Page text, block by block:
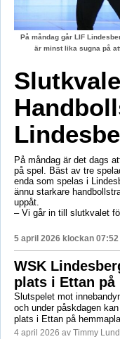
På måndag går LIF
är minst lika sugna på
På måndag är det dags
på spel. Bäst av tre
enda som spelas i
ännu starkare
uppåt.
– Vi går in till slutkvalet
5 april 2026 klockan
WSK
plats i Ettan på
Slutspelet mot
och under påskdagen
plats i Ettan på
4 april 2026 av Timmy